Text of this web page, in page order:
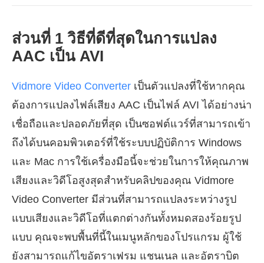
ส่วนที่ 1 วิธีที่ดีที่สุดในการแปลง
AAC เป็น AVI
Vidmore Video Converter เป็นตัวแปลงที่ใช้หากคุณ
ต้องการแปลงไฟล์เสียง AAC เป็นไฟล์ AVI ได้อย่างน่า
เชื่อถือและปลอดภัยที่สุด เป็นซอฟต์แวร์ที่สามารถเข้า
ถึงได้บนคอมพิวเตอร์ที่ใช้ระบบปฏิบัติการ Windows
และ Mac การใช้เครื่องมือนี้จะช่วยในการให้คุณภาพ
เสียงและวิดีโอสูงสุดสำหรับคลิปของคุณ Vidmore
Video Converter มีส่วนที่สามารถแปลงระหว่างรูป
แบบเสียงและวิดีโอที่แตกต่างกันทั้งหมดสองร้อยรูป
แบบ คุณจะพบพื้นที่นี้ในเมนูหลักของโปรแกรม ผู้ใช้
ยังสามารถแก้ไขอัตราเฟรม แชนเนล และอัตราบิต